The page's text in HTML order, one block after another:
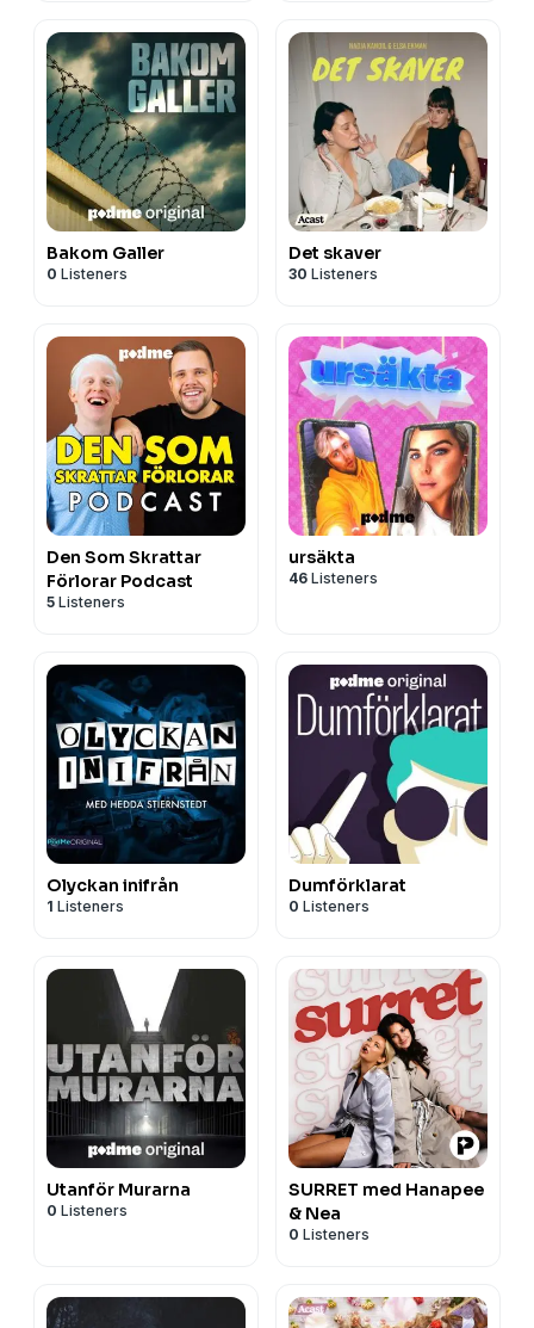
Bakom Galler
0 Listeners
Det skaver
30 Listeners
Den Som Skrattar
Förlorar Podcast
5 Listeners
ursäkta
46 Listeners
Olyckan inifrån
1 Listeners
Dumförklarat
0 Listeners
Utanför Murarna
0 Listeners
SURRET med Hanapee
& Nea
0 Listeners